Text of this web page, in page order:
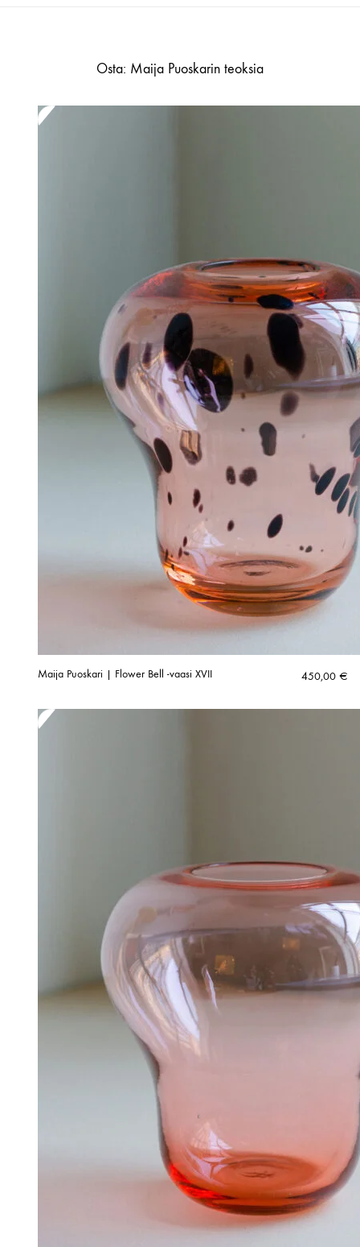
Osta: Maija Puoskarin teoksia
Maija Puoskari | Flower Bell -vaasi XVII 450,00 €